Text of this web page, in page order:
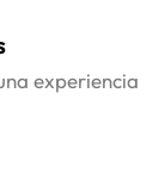
experiencia